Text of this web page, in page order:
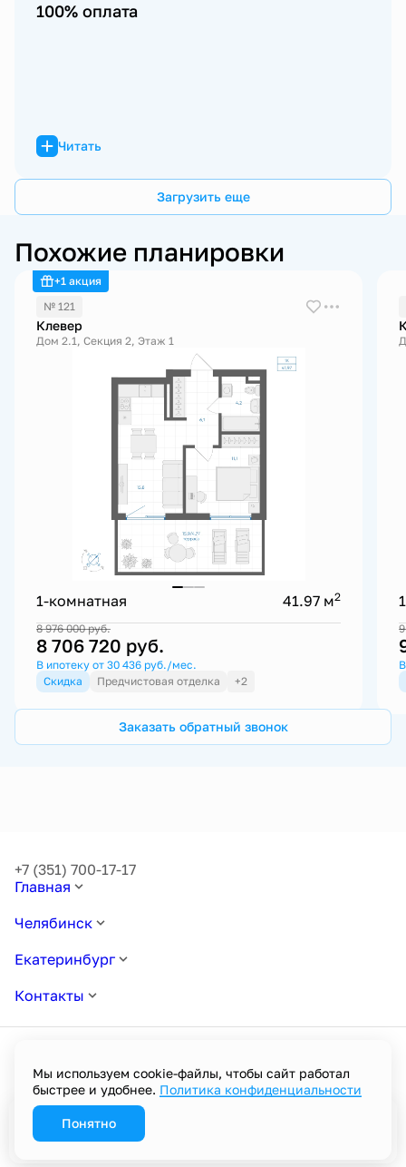
100% оплата
Читать
Загрузить еще
Похожие планировки
+1 акция
№ 121
Клевер
Дом 2.1, Секция 2, Этаж 1
1-комнатная 41.97 м2
8 976 000руб.
8 706 720 руб.
В ипотеку от 30 436 руб./мес.
Скидка
Предчистовая отделка +2
Заказать обратный звонок
Главная
Челябинск
Екатеринбург
Контакты
+7 (351) 700-17-17
Политика в отношении обработки персональных данных
Пользовательское соглашение
Мы используем cookie-файлы, чтобы сайт работал
быстрее и удобнее. Политика конфиденциальности
Понятно